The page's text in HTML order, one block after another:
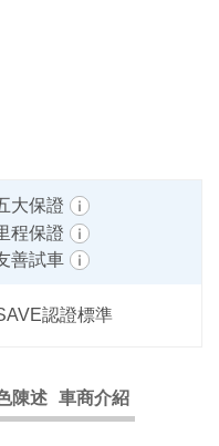
大保證
程保證
善試車
認證標準
陳述 車商介紹